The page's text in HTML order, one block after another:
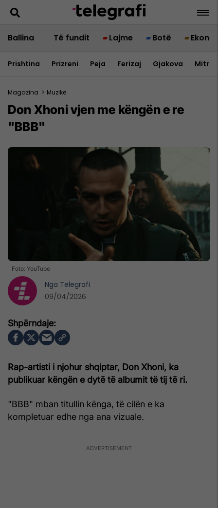
Ballina Të fundit Lajme Botë
Prishtina Prizreni Peja Ferizaj Gjakova
Magazina > Muzikë
Don Xhoni vjen me këngën e re
"BBB"
Foto: YouTube
Rap-artisti i njohur shqiptar, Don Xhoni, ka
publikuar këngën e dytë të albumit të tij të ri.
"BBB" mban titullin kënga, të cilën e ka
kompletuar edhe nga ana vizuale.
Nga Telegrafi
09/04/2026